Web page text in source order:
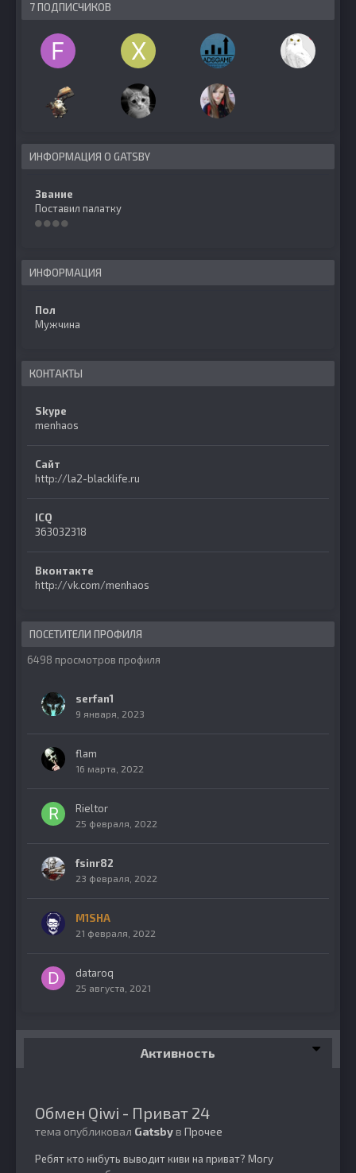
7 ПОДПИСЧИКОВ
ИНФОРМАЦИЯ О GATSBY
Звание
Поставил палатку
ИНФОРМАЦИЯ
Пол
Мужчина
КОНТАКТЫ
Skype
menhaos
Сайт
http://la2-blacklife.ru
ICQ
363032318
Вконтакте
http://vk.com/menhaos
ПОСЕТИТЕЛИ ПРОФИЛЯ
6498 просмотров профиля
serfan1
9 января, 2023
flam
16 марта, 2022
Rieltor
25 февраля, 2022
fsinr82
23 февраля, 2022
M1SHA
21 февраля, 2022
dataroq
25 августа, 2021
Активность
Обмен Qiwi - Приват 24
тема опубликовал Gatsbyв Прочее
Ребят кто нибуть выводит киви на приват? Могу